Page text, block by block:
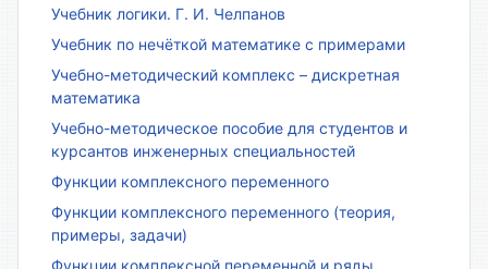
Учебник логики. Г. И. Челпанов
Учебник по нечёткой математике с примерами
Учебно-методический комплекс – дискретная
математика
Учебно-методическое пособие для студентов и
курсантов инженерных специальностей
Функции комплексного переменного
Функции комплексного переменного (теория,
примеры, задачи)